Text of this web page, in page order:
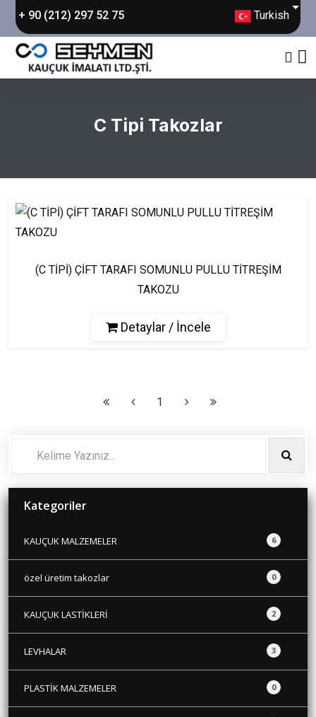
+ 90 (212) 297 52 75 Turkish
C Tipi Takozlar
(C TİPİ) ÇİFT TARAFI SOMUNLU PULLU TİTREŞİM
TAKOZU
Detaylar / İncele
1
Kategoriler
6
KAUÇUK MALZEMELER
0
özel üretim takozlar
2
KAUÇUK LASTİKLERİ
3
LEVHALAR
0
PLASTİK MALZEMELER